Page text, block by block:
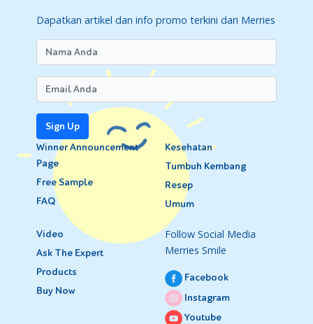
Dapatkan artikel dan info promo terkini dari Merries
Sign Up
Winner Announcement
Page
Free Sample
FAQ
Kesehatan
Tumbuh Kembang
Resep
Umum
Video
Ask The Expert
Products
Buy Now
Follow Social Media
Merries Smile
Facebook
Instagram
Youtube